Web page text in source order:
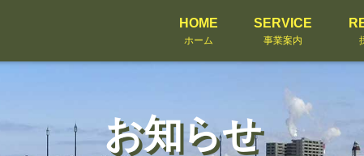
HOME
ホーム
SERVICE
事業案内
お知らせ